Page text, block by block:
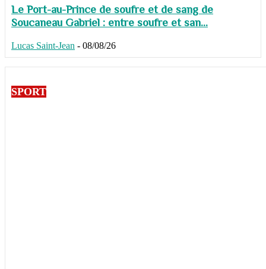
Le Port-au-Prince de soufre et de sang de
Soucaneau Gabriel : entre soufre et san...
Lucas Saint-Jean - 08/08/26
SPORT